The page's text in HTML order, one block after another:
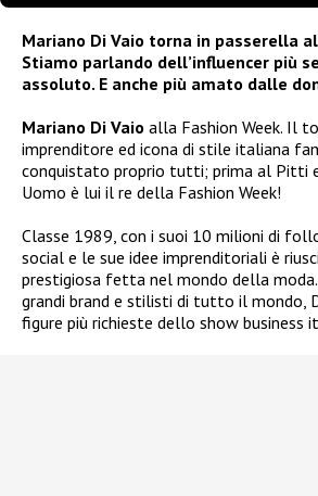
Mariano Di Vaio torna in passerella
Stiamo parlando dell’influencer più
assoluto. E anche più amato dalle
Mariano Di Vaio alla Fashion Week. Il
imprenditore ed icona di stile italiana
conquistato proprio tutti; prima al Pitti
Uomo è lui il re della Fashion Week!
Classe 1989, con i suoi 10 milioni di
social e le sue idee imprenditoriali è
prestigiosa fetta nel mondo della
grandi brand e stilisti di tutto il mondo,
figure più richieste dello show business